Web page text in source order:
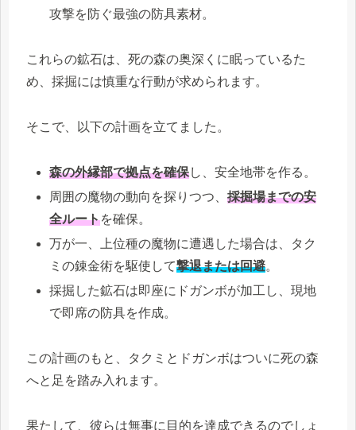
攻撃を防ぐ最強の防具素材。
これらの鉱石は、死の森の奥深くに眠っているた
め、採掘には慎重な行動が求められます。
そこで、以下の計画を立てました。
森の外縁部で拠点を確保し、安全地帯を作る。
周囲の魔物の動向を探りつつ、採掘場までの安
全ルートを確保。
万が一、上位種の魔物に遭遇した場合は、タク
ミの錬金術を駆使して撃退または回避。
採掘した鉱石は即座にドガンボが加工し、現地
で即席の防具を作成。
この計画のもと、タクミとドガンボはついに死の森
へと足を踏み入れます。
果たして、彼らは無事に目的を達成できるのでしょ